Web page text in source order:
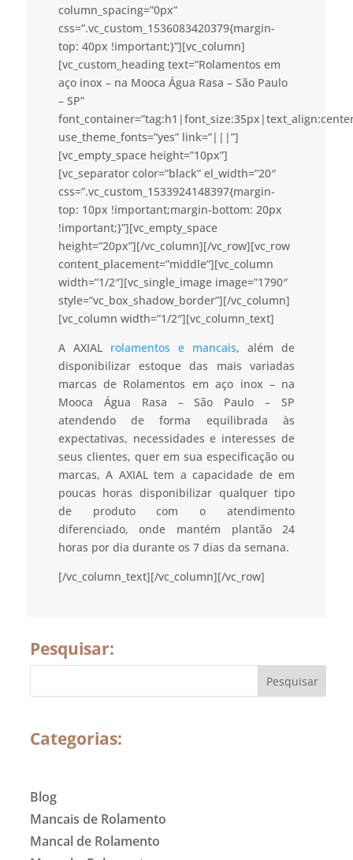
column_spacing=”0px”
css=”.vc_custom_1536083420379{margin-
top: 40px !important;}”][vc_column]
[vc_custom_heading text=”Rolamentos em
aço inox – na Mooca Água Rasa – São Paulo
– SP”
use_theme_fonts=”yes” link=”|||”]
[vc_empty_space height=”10px”]
[vc_separator color=”black” el_width=”20″
css=”.vc_custom_1533924148397{margin-
top: 10px !important;margin-bottom: 20px
!important;}”][vc_empty_space
height=”20px”][/vc_column][/vc_row][vc_row
content_placement=”middle”][vc_column
width=”1/2″][vc_single_image image=”1790″
style=”vc_box_shadow_border”][/vc_column]
[vc_column width=”1/2″][vc_column_text]
A AXIAL rolamentos e mancais, além de
disponibilizar estoque das mais variadas
marcas de Rolamentos em aço inox – na
Mooca Água Rasa – São Paulo – SP
atendendo de forma equilibrada às
expectativas, necessidades e interesses de
seus clientes, quer em sua especificação ou
marcas, A AXIAL tem a capacidade de em
poucas horas disponibilizar qualquer tipo
de produto com o atendimento
diferenciado, onde mantém plantão 24
horas por dia durante os 7 dias da semana.
[/vc_column_text][/vc_column][/vc_row]
Pesquisar:
Categorias:
Blog
Mancais de Rolamento
Mancal de Rolamento